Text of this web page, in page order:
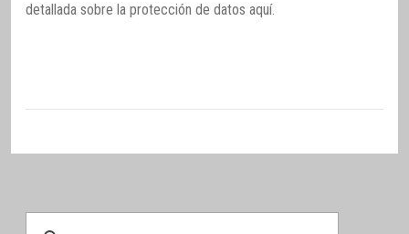
detallada sobre la protección de datos aquí.